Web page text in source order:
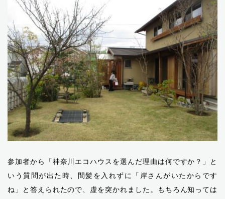
参加者から「神奈川エコハウスを選んだ理由は何ですか？」と
いう質問が出た時、間髪を入れずに「岸さんがいたからです
ね」と答えられたので、虚を突かれました。もちろん知っては